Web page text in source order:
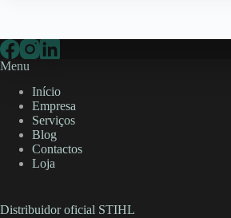
Menu
Início
Empresa
Serviços
Blog
Contactos
Loja
Distribuidor oficial STIHL